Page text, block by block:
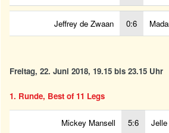
Jeffrey de Zwaan 0:6
Freitag, 22. Juni 2018, 19.15 bis 23.15 Uhr
1. Runde, Best of 11 Legs
Mickey Mansell 5:6